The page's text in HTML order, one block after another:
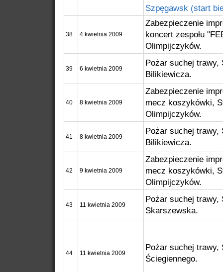
Szpęgawsk (start
38 4 kwietnia 2009
Zabezpieczenie
koncert zespołu
Olimpijczyków.
39 6 kwietnia 2009
Pożar suchej trawy,
Bilikiewicza.
40 8 kwietnia 2009
Zabezpieczenie
mecz koszykówki,
Olimpijczyków.
41 8 kwietnia 2009
Pożar suchej trawy,
Bilikiewicza.
42 9 kwietnia 2009
Zabezpieczenie
mecz koszykówki,
Olimpijczyków.
43 11 kwietnia 2009
Pożar suchej trawy,
Skarszewska.
44 11 kwietnia 2009
Pożar suchej trawy,
Ściegiennego.